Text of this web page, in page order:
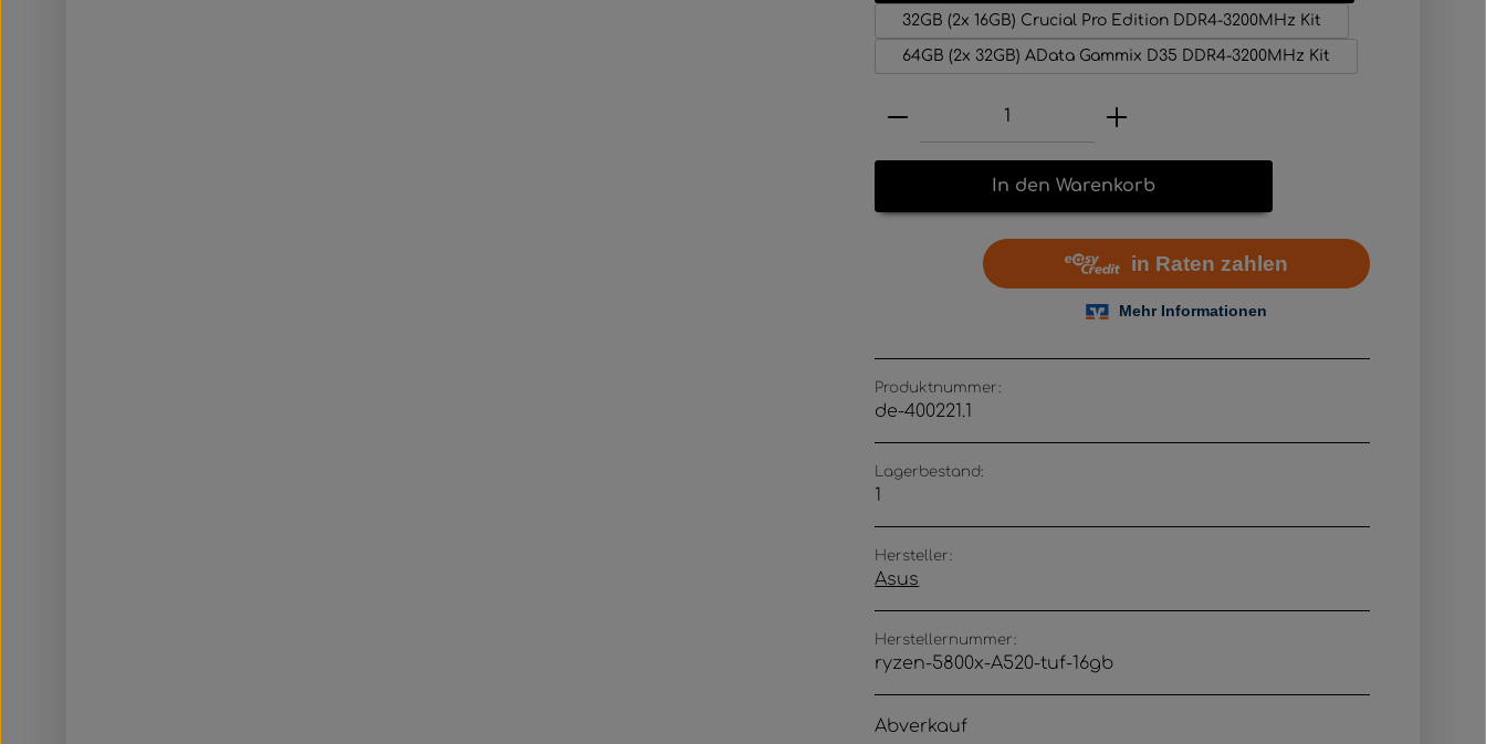
32GB (2x 16GB) Crucial Pro Edition DDR4-3200MHz Kit
64GB (2x 32GB) AData Gammix D35 DDR4-3200MHz Kit
Produkt Anzahl: Gib den gewünschten
In den Warenkorb
Produktnummer:
de-400221.1
Lagerbestand:
1
Hersteller:
Asus
Herstellernummer:
ryzen-5800x-A520-tuf-16gb
Abverkauf